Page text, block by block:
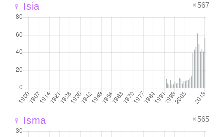
♀ Isia ×567
♀ Isma ×565